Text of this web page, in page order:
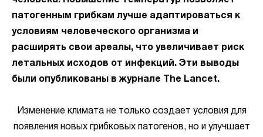
патогенным грибкам лучше адаптироваться к
условиям человеческого организма и
расширять свои ареалы, что увеличивает риск
летальных исходов от инфекций. Эти выводы
были опубликованы в журнале The Lancet.
Изменение климата не только создает условия для
появления новых грибковых патогенов, но и улучшает